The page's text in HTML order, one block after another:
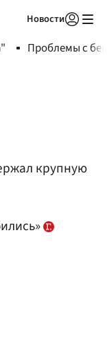
Новости
Проблемы с
крупную